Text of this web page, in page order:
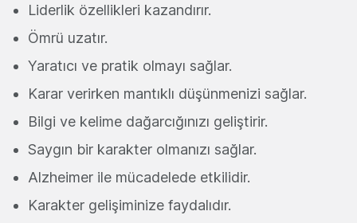
Liderlik özellikleri kazandırır.
Ömrü uzatır.
Yaratıcı ve pratik olmayı sağlar.
Karar verirken mantıklı düşünmenizi sağlar.
Bilgi ve kelime dağarcığınızı geliştirir.
Saygın bir karakter olmanızı sağlar.
Alzheimer ile mücadelede etkilidir.
Karakter gelişiminize faydalıdır.